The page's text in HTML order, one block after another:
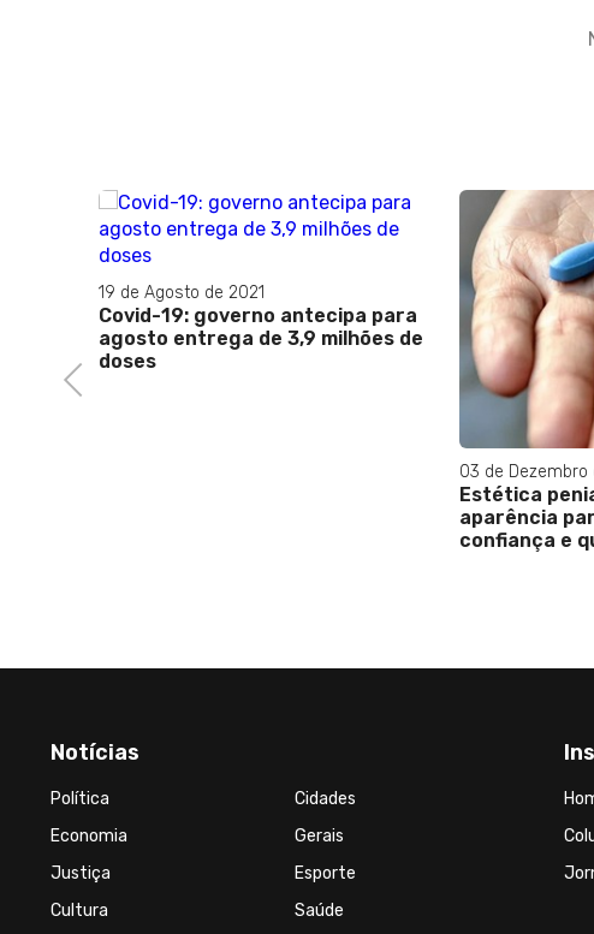
Previous
19 de Agosto de 2021
Covid-19: governo antecipa para
agosto entrega de 3,9 milhões de
doses
03 de Dezembro
Estética
aparência
confiança e
Notícias
Política
Cidades
Economia
Gerais
Justiça
Esporte
Cultura
Saúde